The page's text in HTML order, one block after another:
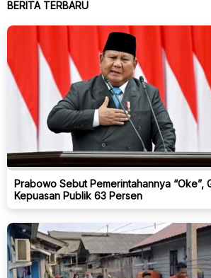
BERITA TERBARU
Prabowo Sebut Pemerintahannya “Oke”,
Kepuasan Publik 63 Persen